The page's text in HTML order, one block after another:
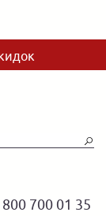
800 700 01 35